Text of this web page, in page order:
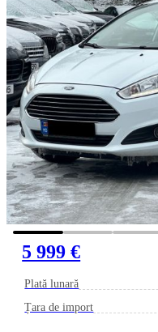
5 999 €
Plată lunară
Țara de import